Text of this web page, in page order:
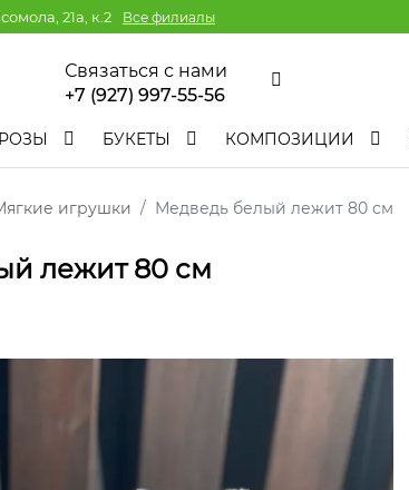
21а, к.2 Все филиалы
Связаться с нами
+7 (927) 997-55-56
РОЗЫ БУКЕТЫ КОМПОЗИЦИИ
игрушки Медведь белый лежит 80 см
лежит 80 см